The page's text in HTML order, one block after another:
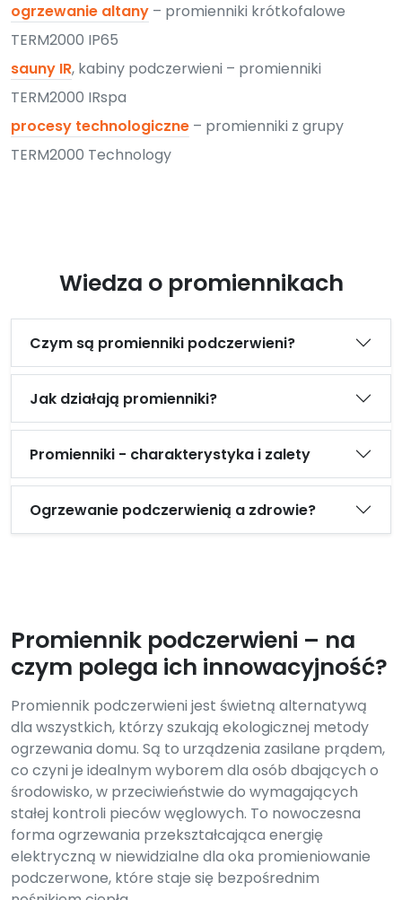
ogrzewanie altany – promienniki krótkofalowe
TERM2000 IP65
sauny IR, kabiny podczerwieni – promienniki
TERM2000 IRspa
procesy technologiczne – promienniki z grupy
TERM2000 Technology
Wiedza o promiennikach
Czym są promienniki podczerwieni?
Jak działają promienniki?
Promienniki - charakterystyka i zalety
Ogrzewanie podczerwienią a zdrowie?
Promiennik podczerwieni – na
czym polega ich innowacyjność?
Promiennik podczerwieni jest świetną alternatywą
dla wszystkich, którzy szukają ekologicznej metody
ogrzewania domu. Są to urządzenia zasilane prądem,
co czyni je idealnym wyborem dla osób dbających o
środowisko, w przeciwieństwie do wymagających
stałej kontroli pieców węglowych. To nowoczesna
forma ogrzewania przekształcająca energię
elektryczną w niewidzialne dla oka promieniowanie
podczerwone, które staje się bezpośrednim